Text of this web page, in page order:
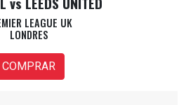
LEAGUE UK
LONDRES
COMPRAR